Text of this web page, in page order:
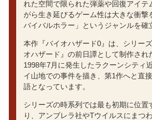
れた空間で限られた弾薬や回復アイテ
がら生き延びるゲーム性は大きな衝撃
バイバルホラー」というジャンルを確
本作『バイオハザード0』は、シリー
オハザード』の前日譚として制作され
1998年7月に発生したラクーンシティ
イ山地での事件を描き、第1作へと直
語となっています。
シリーズの時系列では最も初期に位置
り、アンブレラ社やTウイルスにまつ